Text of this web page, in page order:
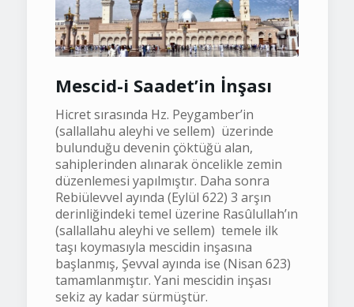
Mescid-i Saadet’in İnşası
Hicret sırasında Hz. Peygamber’in
(sallallahu aleyhi ve sellem) üzerinde
bulunduğu devenin çöktüğü alan,
sahiplerinden alınarak öncelikle zemin
düzenlemesi yapılmıştır. Daha sonra
Rebiülevvel ayında (Eylül 622) 3 arşın
derinliğindeki temel üzerine Rasûlullah’ın
(sallallahu aleyhi ve sellem) temele ilk
taşı koymasıyla mescidin inşasına
başlanmış, Şevval ayında ise (Nisan 623)
tamamlanmıştır. Yani mescidin inşası
sekiz ay kadar sürmüştür.